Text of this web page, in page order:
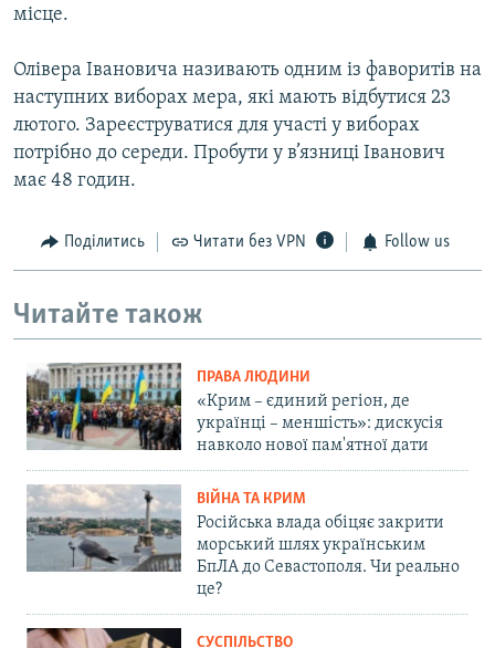
місце.
Олівера Івановича називають одним із фаворитів на
наступних виборах мера, які мають відбутися 23
лютого. Зареєструватися для участі у виборах
потрібно до середи. Пробути у в’язниці Іванович
має 48 годин.
Поділитись Читати без VPN Follow us
Читайте також
ПРАВА ЛЮДИНИ
«Крим – єдиний регіон, де
українці – меншість»: дискусія
навколо нової пам'ятної дати
ВІЙНА ТА КРИМ
Російська влада обіцяє закрити
морський шлях українським
БпЛА до Севастополя. Чи реально
це?
СУСПІЛЬСТВО